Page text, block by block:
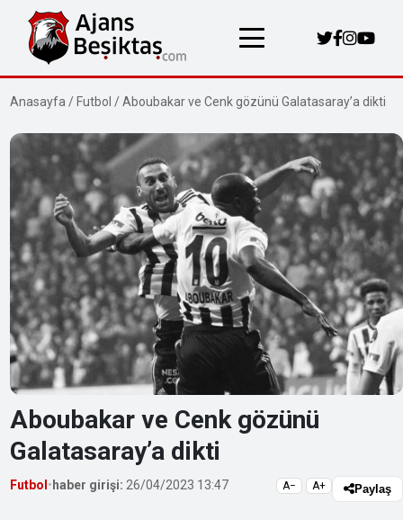
Anasayfa / Futbol /Aboubakar ve Cenk gözünü Galatasaray’a dikti
Aboubakar ve Cenk gözünü
Galatasaray’a dikti
Futbol • haber girişi: 26/04/2023 13:47 A− A+ Paylaş